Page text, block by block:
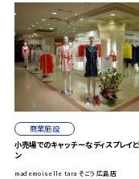
商業施設
小売場でのキャッチーなディスプレイ
ン
mademoiselle tara そごう広島店